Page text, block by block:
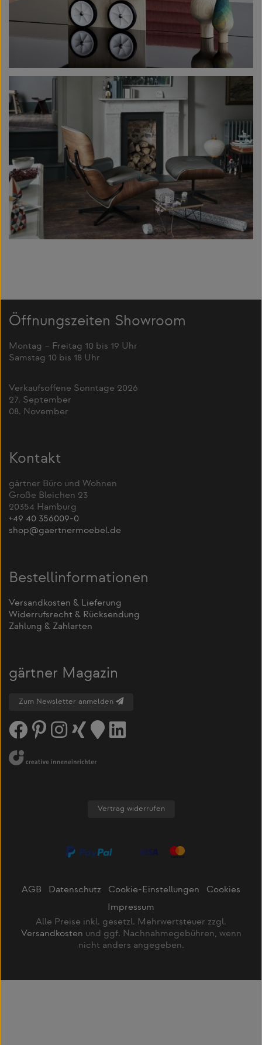
Öffnungszeiten Showroom
Montag – Freitag 10 bis 19 Uhr
Samstag 10 bis 18 Uhr
Verkaufsoffene Sonntage 2026
27. September
08. November
Kontakt
gärtner Büro und Wohnen
Große Bleichen 23
20354 Hamburg
+49 40 356009-0
shop@gaertnermoebel.de
Bestellinformationen
Versandkosten & Lieferung
Widerrufsrecht & Rücksendung
Zahlung & Zahlarten
gärtner Magazin
Zum Newsletter anmelden
Vertrag widerrufen
AGB Datenschutz Cookie-Einstellungen
Cookies
Impressum
Alle Preise inkl. gesetzl. Mehrwertsteuer zzgl.
Versandkosten und ggf. Nachnahmegebühren, wenn
nicht anders angegeben.